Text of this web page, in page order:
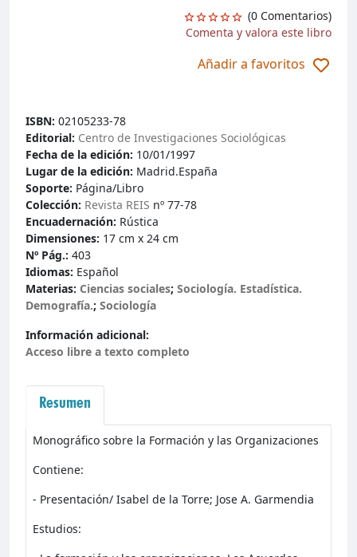
(0 Comentarios)
Comenta y valora este libro
Añadir a favoritos
ISBN: 02105233-78
Editorial: Centro de Investigaciones Sociológicas
Fecha de la edición: 10/01/1997
Lugar de la edición: Madrid.España
Soporte: Página/Libro
Colección: Revista REIS nº 77-78
Encuadernación: Rústica
Dimensiones: 17 cm x 24 cm
Nº Pág.: 403
Idiomas: Español
Materias: Ciencias sociales; Sociología. Estadística.
Demografía.; Sociología
Información adicional:
Acceso libre a texto completo
Resumen
Monográfico sobre la Formación y las Organizaciones
Contiene:
- Presentación/ Isabel de la Torre; Jose A. Garmendia
Estudios: